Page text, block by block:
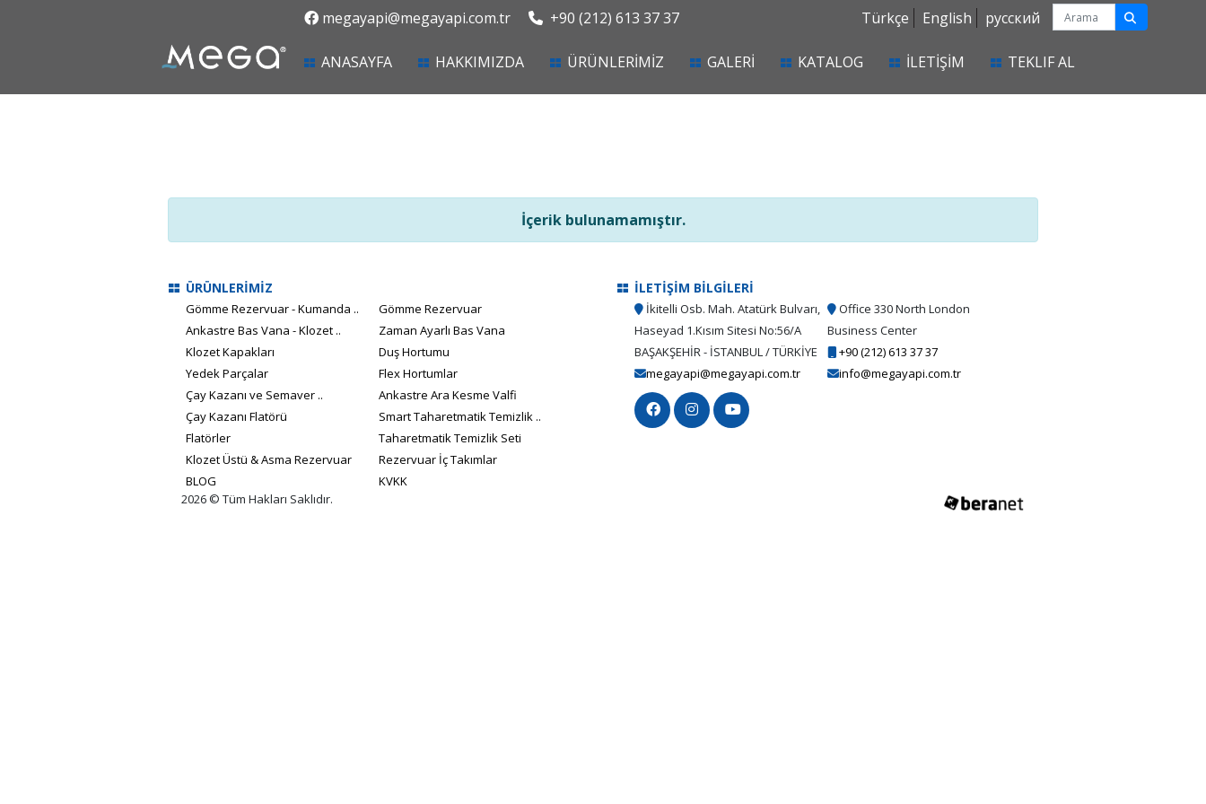
megayapi@megayapi.com.tr +90 (212) 613 37 37 Türkçe English русский
ANASAYFA(current)HAKKIMIZDA ÜRÜNLERİMİZ GALERİ KATALOG İLETİŞİM TEKLIF AL
İçerik bulunamamıştır.
ÜRÜNLERİMİZ
Gömme Rezervuar - Kumanda ..
Gömme Rezervuar
Ankastre Bas Vana - Klozet ..
Zaman Ayarlı Bas Vana
Klozet Kapakları
Duş Hortumu
Yedek Parçalar
Flex Hortumlar
Çay Kazanı ve Semaver ..
Ankastre Ara Kesme Valfi
Çay Kazanı Flatörü
Smart Taharetmatik Temizlik ..
Flatörler
Taharetmatik Temizlik Seti
Klozet Üstü & Asma Rezervuar
Rezervuar İç Takımlar
BLOG
KVKK
İLETİŞİM BİLGİLERİ
İkitelli Osb. Mah. Atatürk Bulvarı,
Haseyad 1.Kısım Sitesi No:56/A
BAŞAKŞEHİR - İSTANBUL / TÜRKİYE
Office 330 North London
Business Center
+90 (212) 613 37 37
megayapi@megayapi.com.tr
info@megayapi.com.tr
2026 © Tüm Hakları Saklıdır.